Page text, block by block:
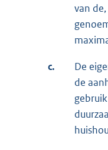
van
c.
De
de